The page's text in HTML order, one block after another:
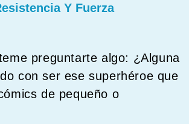
Y Fuerza
preguntarte algo: ¿Alguna
con ser ese superhéroe que
de pequeño o